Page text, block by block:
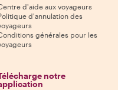
d'aide aux voyageurs
d'annulation des
générales pour les
notre